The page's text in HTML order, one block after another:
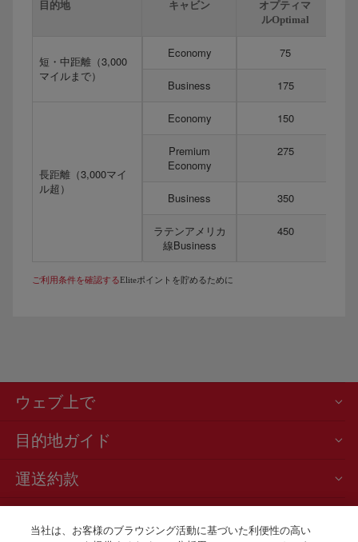
目的地 キャビン
オプティマ
ルOptimal
短・中距離（3,000
マイルまで）
Economy 75
Business 175
長距離（3,000マイ
ル超）
Economy 150
Premium
Economy
275
Business 350
ラテンアメリカ
線Business
450
ご利用条件を確認するEliteポイントを貯めるために
ウェブ上で
目的地ガイド
運送約款
当社は、お客様のブラウジング活動に基づいた利便性の高い